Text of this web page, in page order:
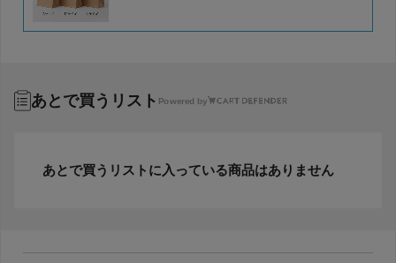
あとで買うリスト Powered by
あとで買うリストに入っている商品はありません